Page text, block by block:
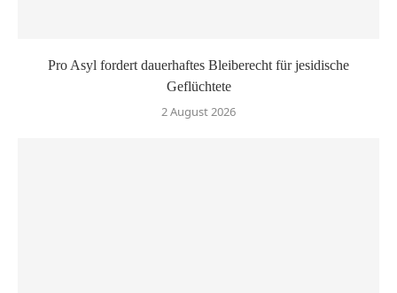
Pro Asyl fordert dauerhaftes Bleiberecht für jesidische
Geflüchtete
2 August 2026